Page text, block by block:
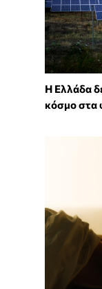
Η Ελλάδα
κόσμο στα